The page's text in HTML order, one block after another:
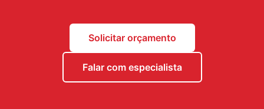
Solicitar orçamento
Falar com especialista